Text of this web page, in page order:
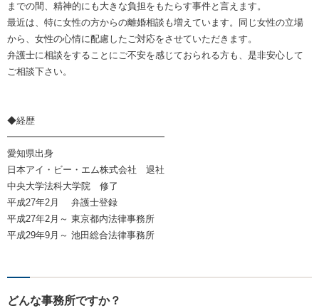
までの間、精神的にも大きな負担をもたらす事件と言えます。
最近は、特に女性の方からの離婚相談も増えています。同じ女性の立場
から、女性の心情に配慮したご対応をさせていただきます。
弁護士に相談をすることにご不安を感じておられる方も、是非安心して
ご相談下さい。
◆経歴
━━━━━━━━━━━━━━━━━
愛知県出身
日本アイ・ビー・エム株式会社 退社
中央大学法科大学院 修了
平成27年2月 弁護士登録
平成27年2月～ 東京都内法律事務所
平成29年9月～ 池田総合法律事務所
どんな事務所ですか？